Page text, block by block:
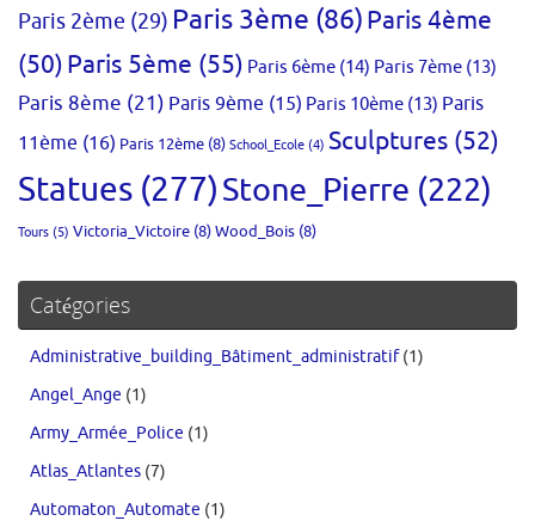
Paris 2ème (29) Paris 3ème (86)Paris 4ème
(50)Paris 5ème (55) Paris 6ème (14) Paris 7ème (13)
Paris 8ème (21) Paris 9ème (15) Paris 10ème (13) Paris
11ème (16) Paris 12ème (8) School_Ecole (4) Sculptures (52)
Statues (277)Stone_Pierre (222)
Tours (5) Victoria_Victoire (8)Wood_Bois (8)
Catégories
Administrative_building_Bâtiment_administratif(1)
Angel_Ange (1)
Army_Armée_Police (1)
Atlas_Atlantes (7)
Automaton_Automate (1)